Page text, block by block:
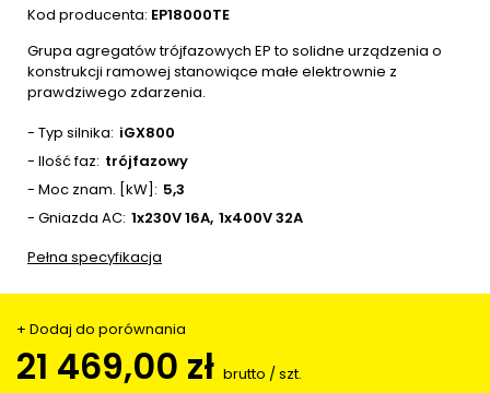
Kod producenta: EP18000TE
Grupa agregatów trójfazowych EP to solidne urządzenia o
konstrukcji ramowej stanowiące małe elektrownie z
prawdziwego zdarzenia.
- Typ silnika iGX800
- Ilość faz trójfazowy
- Moc znam. [kW]
5,3
- Gniazda AC 1x230V 16A 1x400V 32A
Pełna specyfikacja
+ Dodaj do porównania
21 469,00 zł brutto /szt.